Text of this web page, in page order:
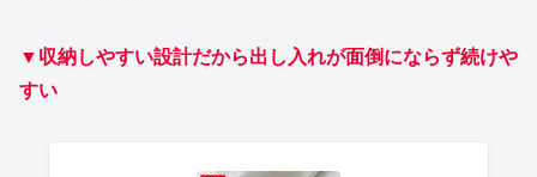
▼収納しやすい設計だから出し入れが面倒にならず続けや
すい